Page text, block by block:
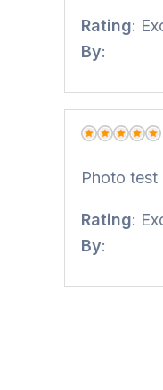
Rating:
By:
Excellent
Photo test
Rating:
By: